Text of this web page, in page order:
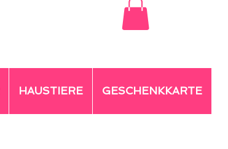
HAUSTIERE GESCHENKKARTE